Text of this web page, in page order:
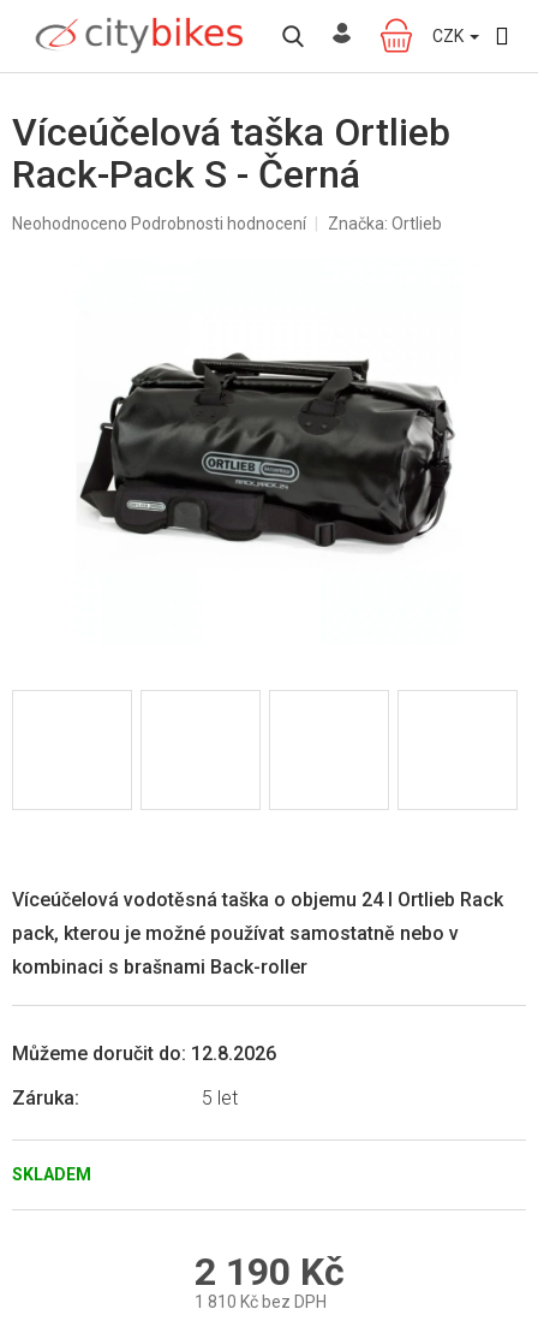
obsah
NÁKUPNÍ
KOŠÍK
CZK
Víceúčelová taška Ortlieb
Rack-Pack S - Černá
Průměrné
Neohodnoceno Podrobnosti hodnocení Značka: Ortlieb
SKLADEM
Můžeme doručit do: 12.8.2026
Záruka: 5 let
Víceúčelová vodotěsná taška o objemu 24 l Ortlieb Rack
pack, kterou je možné používat samostatně nebo v
kombinaci s brašnami Back-roller
2 190 Kč
1 810 Kč bez DPH